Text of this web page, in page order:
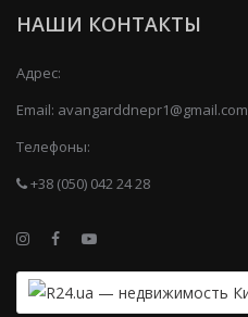
НАШИ КОНТАКТЫ
Адрес:
Email: avangarddnepr1@gmail.com
Телефоны:
+38 (050) 042 24 28